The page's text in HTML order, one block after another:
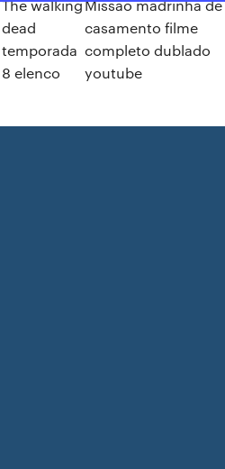
The walking
dead
temporada
8 elenco
Missão madrinha de
casamento filme
completo dublado
youtube